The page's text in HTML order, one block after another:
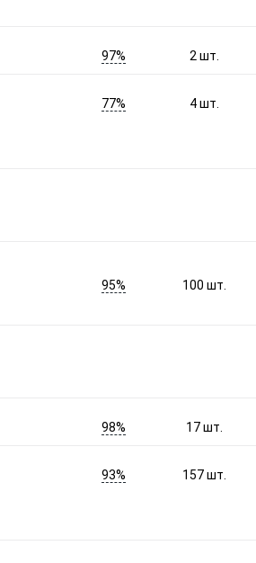
97% 2шт.
77% 4шт.
95% 100шт.
98% 17шт.
93% 157шт.